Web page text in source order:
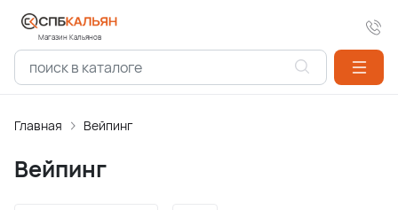
Магазин Кальянов
Главная Вейпинг
Вейпинг